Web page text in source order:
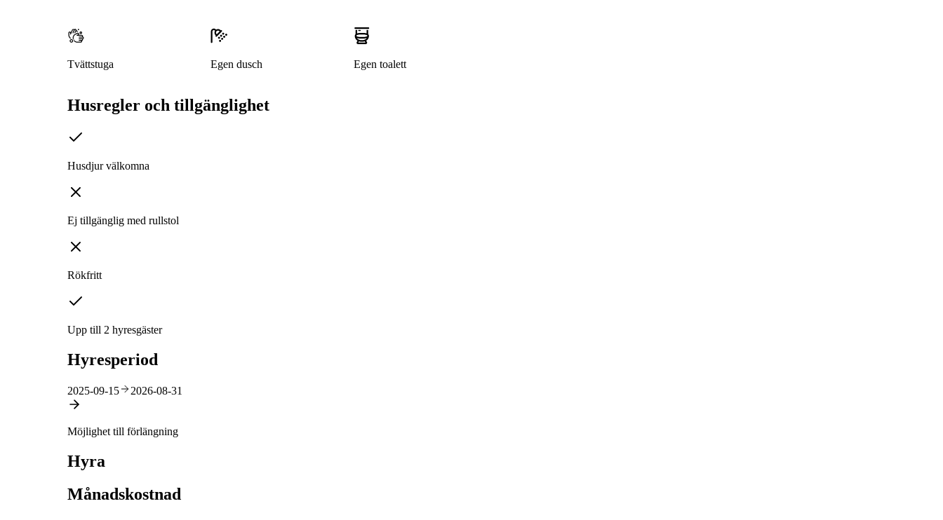
Tvättstuga Egen dusch Egen toalett
Husregler och tillgänglighet
Husdjur välkomna
Ej tillgänglig med rullstol
Rökfritt
Upp till 2 hyresgäster
Hyresperiod
2025-09-15 2026-08-31
Möjlighet till förlängning
Hyra
Månadskostnad